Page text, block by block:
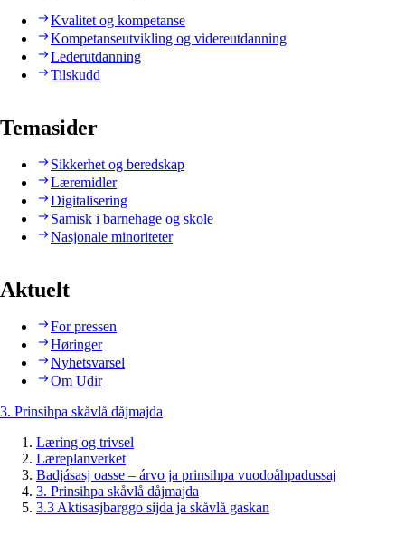
Kvalitet og kompetanse
Kompetanseutvikling og videreutdanning
Lederutdanning
Tilskudd
Temasider
Sikkerhet og beredskap
Læremidler
Digitalisering
Samisk i barnehage og skole
Nasjonale minoriteter
Aktuelt
For pressen
Høringer
Nyhetsvarsel
Om Udir
3. Prinsihpa skåvlå dåjmajda
Læring og trivsel
Læreplanverket
Badjásasj oasse – árvo ja prinsihpa vuodoåhpadussaj
3. Prinsihpa skåvlå dåjmajda
3.3 Aktisasjbarggo sijda ja skåvlå gaskan